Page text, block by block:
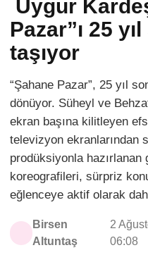
Uygur
Pazar”ı 25
taşıyor
“Şahane Pazar”, 25 yıl
dönüyor. Süheyl ve
ekran başına kilitleyen
televizyon ekranlarından
prodüksiyonla
koreografileri, sürpriz
eğlenceye aktif olarak
Birsen
Altuntaş
2
06:08